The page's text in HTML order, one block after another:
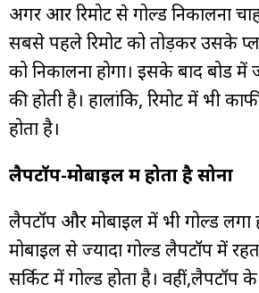
अगर आर रिमोट से गोल्ड निकालना
सबसे पहले रिमोट को तोड़कर उसके
को निकालना होगा। इसके बाद बोर्ड में
की होती है। हालांकि, रिमोट में भी
होता है।
लैपटॉप-मोबाइल में होता है सोना
लैपटॉप और मोबाइल में भी गोल्ड लगा
मोबाइल से ज्यादा गोल्ड लैपटॉप में
सर्किट में गोल्ड होता है। वहीं,लैपटॉप